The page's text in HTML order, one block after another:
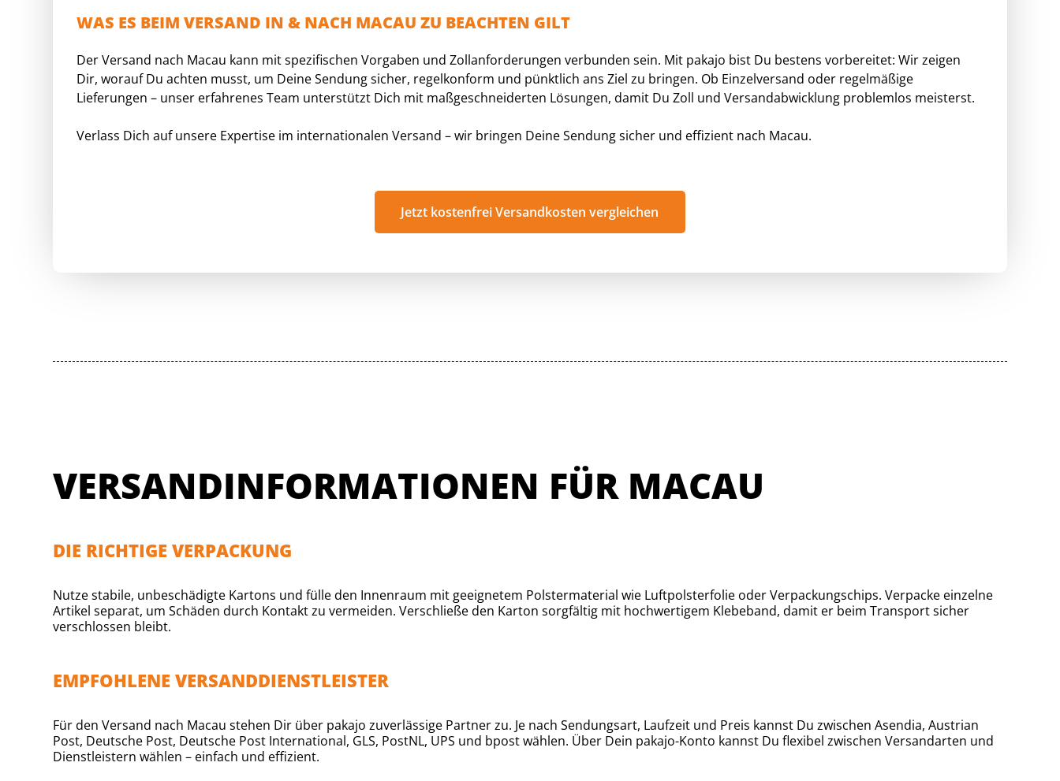
WAS ES BEIM VERSAND IN & NACH MACAU ZU BEACHTEN GILT
Der Versand nach Macau kann mit spezifischen Vorgaben und Zollanforderungen verbunden sein. Mit pakajo bist Du bestens vorbereitet: Wir zeigen
Dir, worauf Du achten musst, um Deine Sendung sicher, regelkonform und pünktlich ans Ziel zu bringen. Ob Einzelversand oder regelmäßige
Lieferungen – unser erfahrenes Team unterstützt Dich mit maßgeschneiderten Lösungen, damit Du Zoll und Versandabwicklung problemlos meisterst.
Verlass Dich auf unsere Expertise im internationalen Versand – wir bringen Deine Sendung sicher und effizient nach Macau.
Jetzt kostenfrei Versandkosten vergleichen
VERSANDINFORMATIONEN FÜR MACAU
DIE RICHTIGE VERPACKUNG
Nutze stabile, unbeschädigte Kartons und fülle den Innenraum mit geeignetem Polstermaterial wie Luftpolsterfolie oder Verpackungschips. Verpacke einzelne
Artikel separat, um Schäden durch Kontakt zu vermeiden. Verschließe den Karton sorgfältig mit hochwertigem Klebeband, damit er beim Transport sicher
verschlossen bleibt.
EMPFOHLENE VERSANDDIENSTLEISTER
Für den Versand nach Macau stehen Dir über pakajo zuverlässige Partner zu. Je nach Sendungsart, Laufzeit und Preis kannst Du zwischen Asendia, Austrian
Post, Deutsche Post, Deutsche Post International, GLS, PostNL, UPS und bpost wählen. Über Dein pakajo-Konto kannst Du flexibel zwischen Versandarten und
Dienstleistern wählen – einfach und effizient.